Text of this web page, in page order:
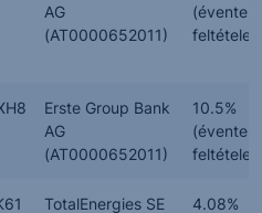
AG
(AT0000652011)
(évente,
Erste Group Bank
AG
(AT0000652011)
10.5%
(évente,
TotalEnergies SE
4.08%